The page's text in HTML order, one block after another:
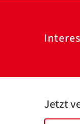
Jetzt